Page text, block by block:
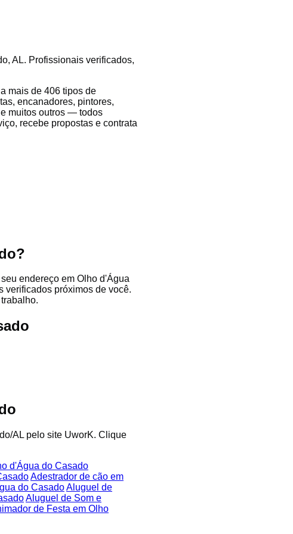
AL. Profissionais verificados,
mais de 406 tipos de
encanadores, pintores,
muitos outros — todos
recebe propostas e contrata
endereço em Olho d'Água
verificados próximos de você.
AL pelo site UworK. Clique
d'Água do Casado
Adestrador de cão em
do CasadoAluguel de
Aluguel de Som e
de Festa em Olho